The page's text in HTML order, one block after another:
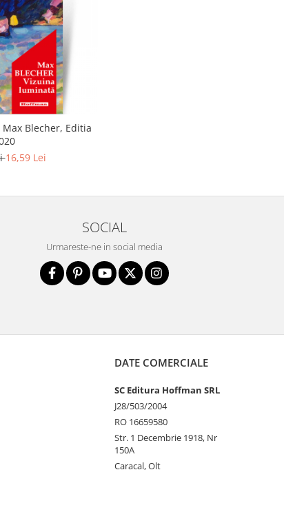
Blecher, Editia
16,59 Lei
SOCIAL
Urmareste-ne in social media
DATE COMERCIALE
SC Editura Hoffman SRL
J28/503/2004
RO 16659580
Str. 1 Decembrie 1918, Nr
150A
Caracal, Olt